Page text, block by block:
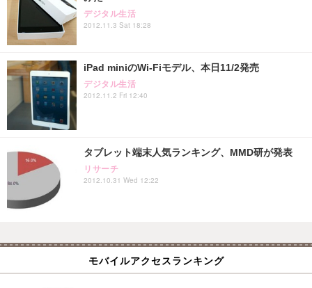
デジタル生活
2012.11.3 Sat 18:28
iPad miniのWi-Fiモデル、本日11/2発売
デジタル生活
2012.11.2 Fri 12:40
タブレット端末人気ランキング、MMD研が発表
リサーチ
2012.10.31 Wed 12:22
モバイルアクセスランキング